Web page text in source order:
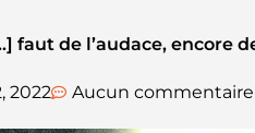
faut de l’audace, encore
2022 Aucun commentaire